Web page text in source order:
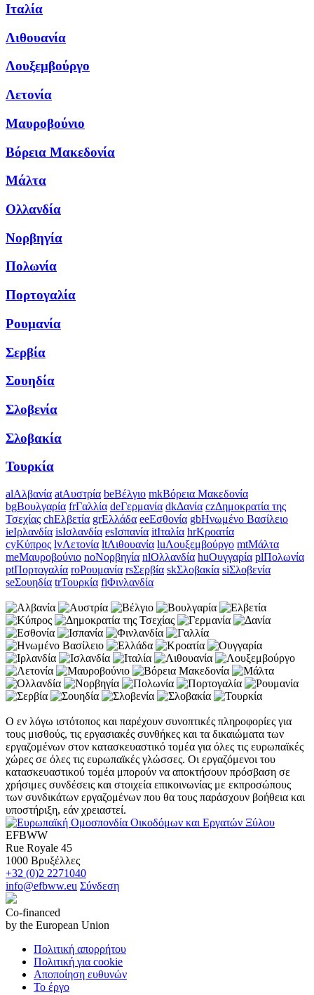
Ιταλία
Λιθουανία
Λουξεμβούργο
Λετονία
Μαυροβούνιο
Βόρεια Μακεδονία
Μάλτα
Ολλανδία
Νορβηγία
Πολωνία
Πορτογαλία
Ρουμανία
Σερβία
Σουηδία
Σλοβενία
Σλοβακία
Τουρκία
alΑλβανία atΑυστρία beΒέλγιο mkΒόρεια Μακεδονία
bgΒουλγαρία frΓαλλία deΓερμανία dkΔανία czΔημοκρατία της
Τσεχίας chΕλβετία grΕλλάδα eeΕσθονία gbΗνωμένο Βασίλειο
ieΙρλανδία isΙσλανδία esΙσπανία itΙταλία hrΚροατία
cyΚύπρος lvΛετονία ltΛιθουανία luΛουξεμβούργο mtΜάλτα
meΜαυροβούνιο noΝορβηγία nlΟλλανδία huΟυγγαρία plΠολωνία
ptΠορτογαλία roΡουμανία rsΣερβία skΣλοβακία siΣλοβενία
seΣουηδία trΤουρκία fiΦινλανδία
Ο εν λόγω ιστότοπος και παρέχουν συνοπτικές πληροφορίες για
τους μισθούς, τις εργασιακές συνθήκες και τα δικαιώματα των
εργαζομένων στον κατασκευαστικό τομέα για όλες τις ευρωπαϊκές
χώρες σε όλες τις ευρωπαϊκές γλώσσες. Οι εργαζόμενοι του
κατασκευαστικού τομέα μπορούν να αποκτήσουν πρόσβαση σε
χρήσιμες συνδέσεις και στοιχεία επικοινωνίας με εκπροσώπους
των συνδικάτων εργαζομένων που θα τους παράσχουν βοήθεια και
υποστήριξη, εάν χρειαστεί.
EFBWW
Rue Royale 45
1000 Βρυξέλλες
+32 (0)2 2271040
info@efbww.eu Σύνδεση
Co-financed
by the European Union
Πολιτική απορρήτου
Πολιτική για cookie
Αποποίηση ευθυνών
Το έργο